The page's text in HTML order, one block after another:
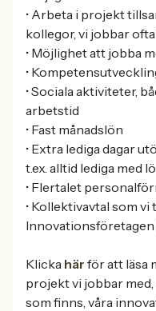
• Arbeta i projekt
kollegor, vi jobbar
• Möjlighet att jobba
•
• Sociala aktiviteter,
arbetstid
• Fast månadslön
• Extra lediga dagar
t.ex. alltid lediga med
• Flertalet
• Kollektivavtal som
Innovationsföretagen
Klicka här för att läsa
projekt vi jobbar
som finns, våra